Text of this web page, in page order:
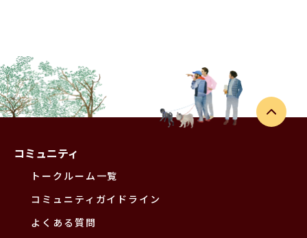
コミュニティ
トークルーム一覧
コミュニティガイドライン
よくある質問